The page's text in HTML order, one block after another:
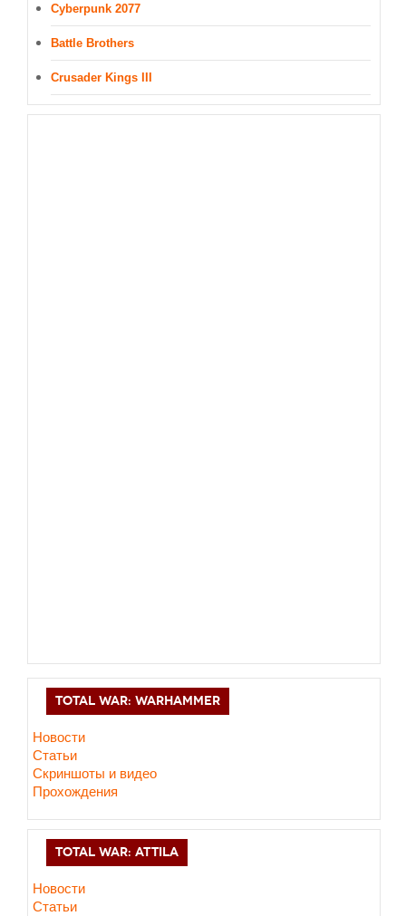
Cyberpunk 2077
Battle Brothers
Crusader Kings III
TOTAL WAR: WARHAMMER
Новости
Статьи
Скриншоты и видео
Прохождения
TOTAL WAR: ATTILA
Новости
Статьи